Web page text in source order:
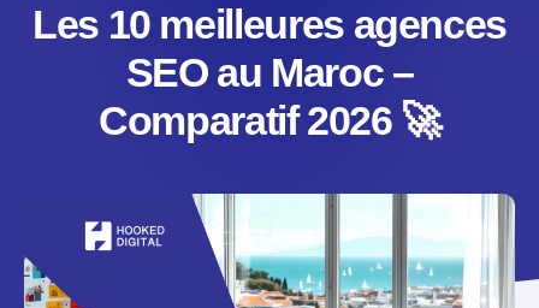
Les 10 meilleures agences
SEO au Maroc –
Comparatif 2026 🚀